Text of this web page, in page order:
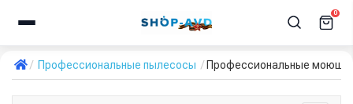
0
Профессиональные пылесосы Профессиональные